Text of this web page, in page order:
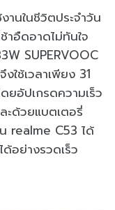
านในชีวิตประจำวัน
อืดอาดไม่ทันใจ
SUPERVOOC
ใช้เวลาเพียง 31
อัปเกรดความเร็ว
ะด้วยแบตเตอรี่
realme C53 ได้
อย่างรวดเร็ว